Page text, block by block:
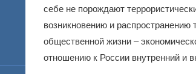
себе не порождают
возникновению и распространению
общественной жизни –
отношению к России внутренний и